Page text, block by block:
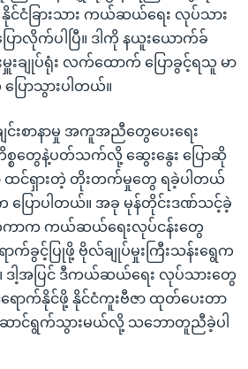
ငံခြားသား ကယ်ဆယ်ရေး လုပ်သား
လိုက်ပါပြီ။ ဒါကို နယူးယောက်ခ်
းချုပ်ရုံး လက်ထောက် ပြောခွင့်ရသူ မာ
ောသွားပါတယ်။
ျင်းစာနာမှု အကူအညီတွေပေးရေး
စတွေနဲ့ပတ်သက်လို့ ဆွေးနွေး ပြောဆို
ထင်ရှားတဲ့ တိုးတက်မှုတွေ ရခဲ့ပါတယ်
ပြောပါတယ်။ အခု မုန်တိုင်းဒဏ်သင့်ခဲ့
ာက ကယ်ဆယ်ရေးလုပ်ငန်းတွေ
က်ခွင့်ပြုဖို့ ဗိုလ်ချုပ်မှုးကြီးသန်းရွေက
ါ့အပြင် ဒီကယ်ဆယ်ရေး လုပ်သားတွေ
ရောက်နိုင်ဖို့ နိုင်ငံကူးဗီဇာ ထုတ်ပေးတာ
ာင်ရွက်သွားမယ်လို့ သဘောတူညီခဲ့ပါ